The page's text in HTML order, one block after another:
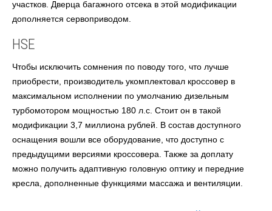
участков. Дверца багажного отсека в этой модификации
дополняется сервоприводом.
HSE
Чтобы исключить сомнения по поводу того, что лучше
приобрести, производитель укомплектовал кроссовер в
максимальном исполнении по умолчанию дизельным
турбомотором мощностью 180 л.с. Стоитон в такой
модификации 3,7 миллиона рублей. В состав доступного
оснащения вошли все оборудование, что доступно с
предыдущими версиями кроссовера. Также за доплату
можно получить адаптивную головную оптику и передние
кресла, дополненные функциями массажа и вентиляции.